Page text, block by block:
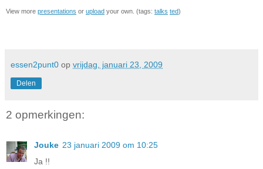
View more presentations or upload your own. (tags: talks ted)
essen2punt0 op vrijdag, januari 23, 2009
Delen
2 opmerkingen:
Jouke 23 januari 2009 om 10:25
Ja !!